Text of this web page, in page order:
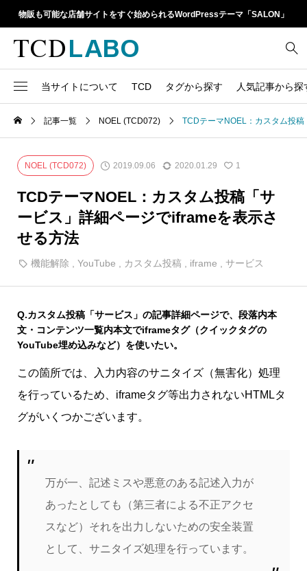
物販も可能な店舗サイトをすぐ始められるWordPressテーマ「SALON」
当サイトについて TCD タグから探す 人気記事から探
1カラム
Google Map
14
iframe
meta description 21
retinaディスプレイ
SNSアイコン
Webフォント
TCD LABOとは
TCDテーマ一覧
ファイルの編集方法
WordPressテーマ比較
人気ランキング
アップデート情報
よくあるご質問
記事一覧 NOEL (TCD072) TCDテーマNOEL：カスタム投
NOEL (TCD072) 2019.09.06 2020.01.29 1
TCDテーマNOEL：カスタム投稿「サ
ービス」詳細ページでiframeを表示さ
せる方法
機能解除 , YouTube , カスタム投稿 , iframe , サービス
Q.カスタム投稿「サービス」の記事詳細ページで、段落内本
文・コンテンツ一覧内本文でiframeタグ（クイックタグの
YouTube埋め込みなど）を使いたい。
この箇所では、入力内容のサニタイズ（無害化）処理
を行っているため、iframeタグ等出力されないHTMLタ
グがいくつかございます。
万が一、記述ミスや悪意のある記述入力が
あったとしても（第三者による不正アクセ
スなど）それを出力しないための安全装置
として、サニタイズ処理を行っています。